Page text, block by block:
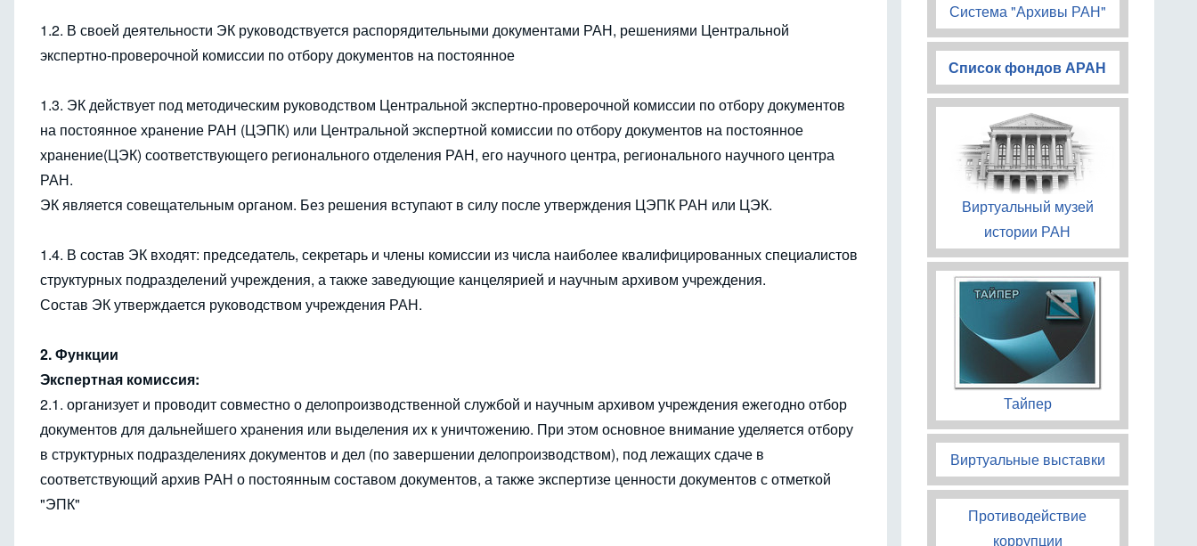
1.2. В своей деятельности ЭК руководствуется распорядительными документами РАН, решениями Центральной
экспертно-проверочной комиссии по отбору документов на постоянное
1.3. ЭК действует под методическим руководством Центральной экспертно-проверочной комиссии по отбору документов
на постоянное хранение РАН (ЦЭПК) или Центральной экспертной комиссии по отбору документов на постоянное
хранение(ЦЭК) соответствующего регионального отделения РАН, его научного центра, регионального научного центра
РАН.
ЭК является совещательным органом. Без решения вступают в силу после утверждения ЦЭПК РАН или ЦЭК.
1.4. В состав ЭК входят: председатель, секретарь и члены комиссии из числа наиболее квалифицированных специалистов
структурных подразделений учреждения, а также заведующие канцелярией и научным архивом учреждения.
Состав ЭК утверждается руководством учреждения РАН.
2. Функции
Экспертная комиссия:
2.1. организует и проводит совместно о делопроизводственной службой и научным архивом учреждения ежегодно отбор
документов для дальнейшего хранения или выделения их к уничтожению. При этом основное внимание уделяется отбору
в структурных подразделениях документов и дел (по завершении делопроизводством), под лежащих сдаче в
соответствующий архив РАН о постоянным составом документов, а также экспертизе ценности документов с отметкой
"ЭПК"
Система "Архивы РАН"
Список фондов АРАН
Виртуальный музей
истории РАН
Тайпер
Виртуальные выставки
Противодействие
коррупции